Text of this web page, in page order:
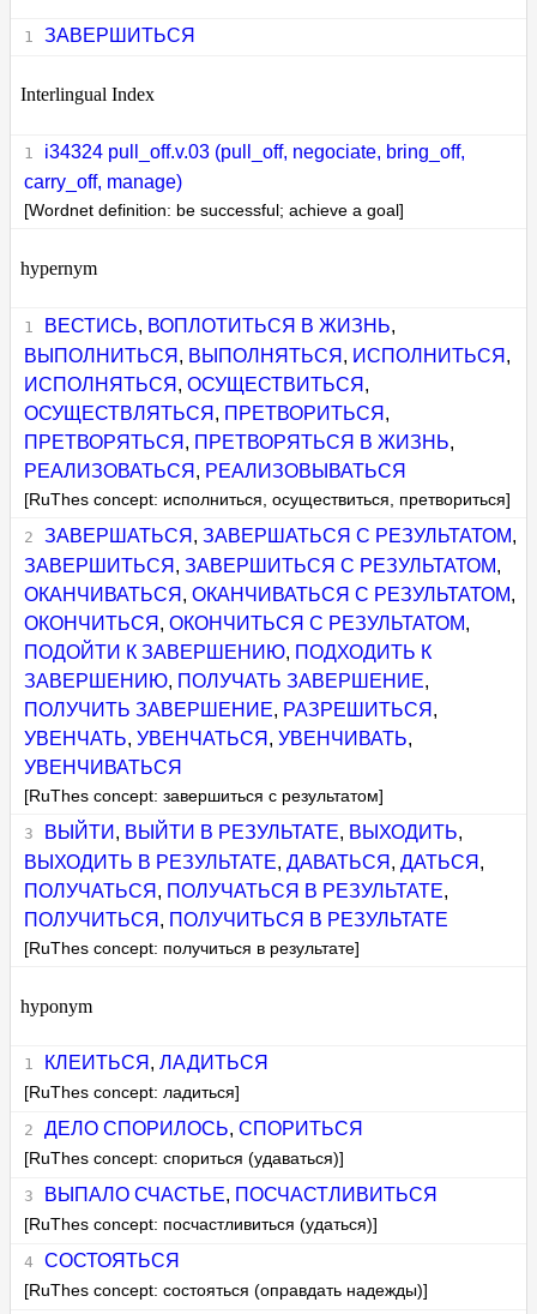
ЗАВЕРШИТЬСЯ
Interlingual Index
i34324 pull_off.v.03 (pull_off, negociate, bring_off,
carry_off, manage)
[Wordnet definition: be successful; achieve a goal]
hypernym
ВЕСТИСЬ, ВОПЛОТИТЬСЯ В ЖИЗНЬ,
ВЫПОЛНИТЬСЯ , ВЫПОЛНЯТЬСЯ , ИСПОЛНИТЬСЯ ,
ИСПОЛНЯТЬСЯ ,ОСУЩЕСТВИТЬСЯ ,
ОСУЩЕСТВЛЯТЬСЯ , ПРЕТВОРИТЬСЯ ,
ПРЕТВОРЯТЬСЯ , ПРЕТВОРЯТЬСЯ В ЖИЗНЬ,
РЕАЛИЗОВАТЬСЯ , РЕАЛИЗОВЫВАТЬСЯ
[RuThes concept: исполниться, осуществиться, претвориться]
ЗАВЕРШАТЬСЯ , ЗАВЕРШАТЬСЯ С РЕЗУЛЬТАТОМ,
ЗАВЕРШИТЬСЯ ,ЗАВЕРШИТЬСЯ С РЕЗУЛЬТАТОМ,
ОКАНЧИВАТЬСЯ ,ОКАНЧИВАТЬСЯ С РЕЗУЛЬТАТОМ,
ОКОНЧИТЬСЯ ,ОКОНЧИТЬСЯ С РЕЗУЛЬТАТОМ,
ПОДОЙТИ К ЗАВЕРШЕНИЮ, ПОДХОДИТЬ К
ЗАВЕРШЕНИЮ, ПОЛУЧАТЬ ЗАВЕРШЕНИЕ,
ПОЛУЧИТЬ ЗАВЕРШЕНИЕ, РАЗРЕШИТЬСЯ ,
УВЕНЧАТЬ,УВЕНЧАТЬСЯ ,УВЕНЧИВАТЬ,
УВЕНЧИВАТЬСЯ
[RuThes concept: завершиться с результатом]
ВЫЙТИ , ВЫЙТИ В РЕЗУЛЬТАТЕ, ВЫХОДИТЬ,
ВЫХОДИТЬ В РЕЗУЛЬТАТЕ,ДАВАТЬСЯ ,ДАТЬСЯ ,
ПОЛУЧАТЬСЯ , ПОЛУЧАТЬСЯ В РЕЗУЛЬТАТЕ,
ПОЛУЧИТЬСЯ , ПОЛУЧИТЬСЯ В РЕЗУЛЬТАТЕ
[RuThes concept: получиться в результате]
hyponym
КЛЕИТЬСЯ , ЛАДИТЬСЯ
[RuThes concept: ладиться]
ДЕЛО СПОРИЛОСЬ, СПОРИТЬСЯ
[RuThes concept: спориться (удаваться)]
ВЫПАЛО СЧАСТЬЕ, ПОСЧАСТЛИВИТЬСЯ
[RuThes concept: посчастливиться (удаться)]
СОСТОЯТЬСЯ
[RuThes concept: состояться (оправдать надежды)]